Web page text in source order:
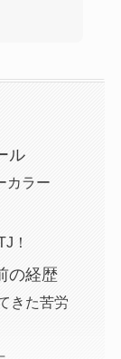
ル
カラー
！
の経歴
きた苦労